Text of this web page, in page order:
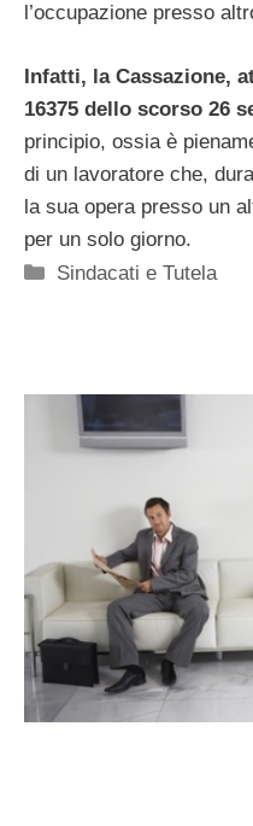
l’occupazione presso
Infatti, la Cassazione,
16375 dello scorso 26
principio, ossia è
di un lavoratore che,
la sua opera presso un
per un solo giorno.
Categorie
Sindacati e Tutela